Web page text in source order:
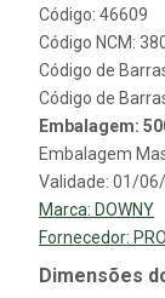
Código: 46609
Código NCM:
Código de
Código de
Embalagem:
Embalagem
Validade: 01/
Marca: DOWNY
Fornecedor:
Dimensões